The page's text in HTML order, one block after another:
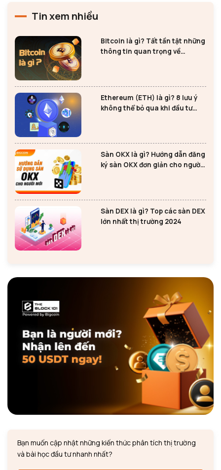
Tin xem nhiều
Bitcoin là gì? Tất tần tật những
thông tin quan trọng về
Ethereum (ETH) là gì? 8 lưu ý
không thể bỏ qua khi đầu tư
Sàn OKX là gì? Hướng dẫn đăng
ký sàn OKX đơn giản cho người
Sàn DEX là gì? Top các sàn DEX
lớn nhất thị trường 2024
Bạn muốn cập nhật những kiến thức phân tích thị trường
và bài học đầu tư nhanh nhất?